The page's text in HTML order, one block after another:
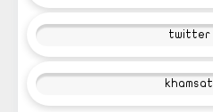
twitter
khamsat